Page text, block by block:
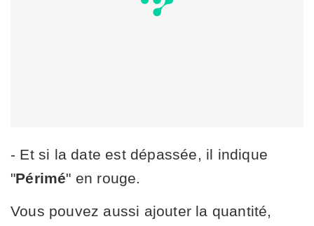
- Et si la date est dépassée, il indique
"Périmé" en rouge.
Vous pouvez aussi ajouter la quantité,